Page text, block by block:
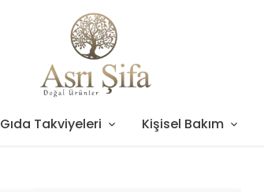
Gıda Takviyeleri Kişisel Bakım